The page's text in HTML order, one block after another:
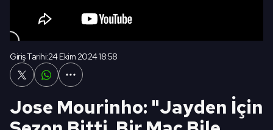
Giriş Tarihi:24 Ekim 2024 18:58
Jose Mourinho: "Jayden İçin